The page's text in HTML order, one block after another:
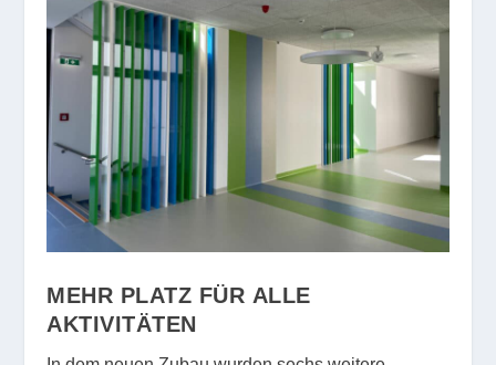
MEHR PLATZ FÜR ALLE
AKTIVITÄTEN